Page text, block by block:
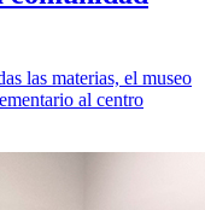
las materias, el museo
al centro